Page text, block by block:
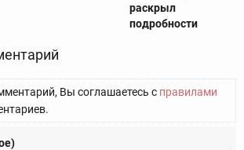
раскрыл
подробности
Вы соглашаетесь с правилами